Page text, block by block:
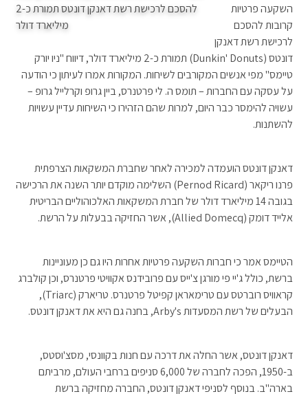
השקעה פרטיות
קרובות להסכם
לרכישת רשת דאנקן
דונטס (Dunkin' Donuts) תמורת כ-2 מיליארד דולר, דיווח "ניו יורק
טיימס" מפי אנשים המקורבים לשיחות. המקורות אמרו לעיתון כי הודעה
על עסקה עם החברות – תומס ה. לי פרטנרס, ביין גרופ וקרלייל גרופ –
עשויה להימסר כבר היום, למרות שהם הזהירו כי השיחות עדיין עשויות
להשתנות.
דאנקן דונטס הועמדה למכירה לאחר שחברת המשקאות הצרפתית
פרנו ריקאר (Pernod Ricard) השלימה מוקדם יותר השנה את הרכישה
בגובה 14 מיליארד דולר של חברת המשקאות האלכוהוליים הבריטית
אלייד דומק (Allied Domecq), אשר החזיקה בבעלות על הרשת.
הטיימס אמר כי חברות השקעה פרטיות אחרות היו גם כן מעוניינות
ברשת, כולל ג'יי פי מורגן צ'ייס עם פרובידנס אקוויטי פרטנרס, וכן קולברג
קראוויס רוברטס עם טרימאראן קפיטל פרטנרס. טריארק (Triarc),
הבעלים של רשת המסעדות Arby's, בחנה גם היא את דאנקן דונטס.
דאנקן דונטס, אשר החלה את דרכה עם חנות בקוונסי, מסצ'וסטס,
ב-1950, הפכה לחברה של 6,000 סניפים ברחבי העולם, מרביתם
בארה"ב. בנוסף לסניפי דאנקן דונטס, החברה מחזיקה ברשת